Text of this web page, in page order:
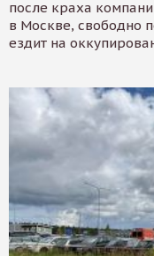
после краха
в Москве, свободно
ездит на